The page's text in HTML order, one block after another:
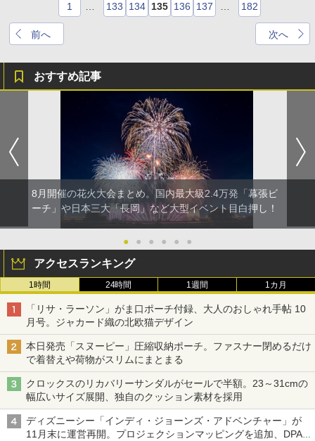
前へ
1 133 134 135 136 137 182
次へ
おすすめ記事
8月開催の花火大会まとめ。国内最大級2.4万発「幕張ビ
ーチ」や日本三大「長岡」など大型イベント目白押し！
● ● ● ● ● ●
アクセスランキング
1時間 24時間 1週間 1カ月
「リサ・ラーソン」がま口ポーチ付録、大人のおしゃれ手帖 10
月号。ジャカード織の北欧猫デザイン
本日発売「スヌーピー」圧縮収納ポーチ。ファスナー閉めるだけ
で着替えや荷物がスリムにまとまる
クロックスのリカバリーサンダルがセールで半額。23～31cmの
幅広いサイズ展開、独自のクッション素材を採用
ディズニーシー「インディ・ジョーンズ・アドベンチャー」が
11月末に運営再開。プロジェクションマッピングを追加、DPA